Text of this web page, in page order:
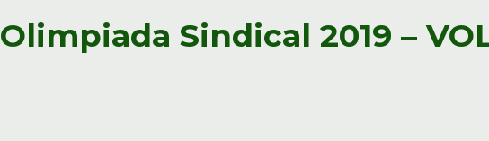
Olimpiada Sindical 2019 –